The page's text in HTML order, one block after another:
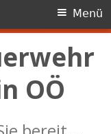
OÖ
Menü